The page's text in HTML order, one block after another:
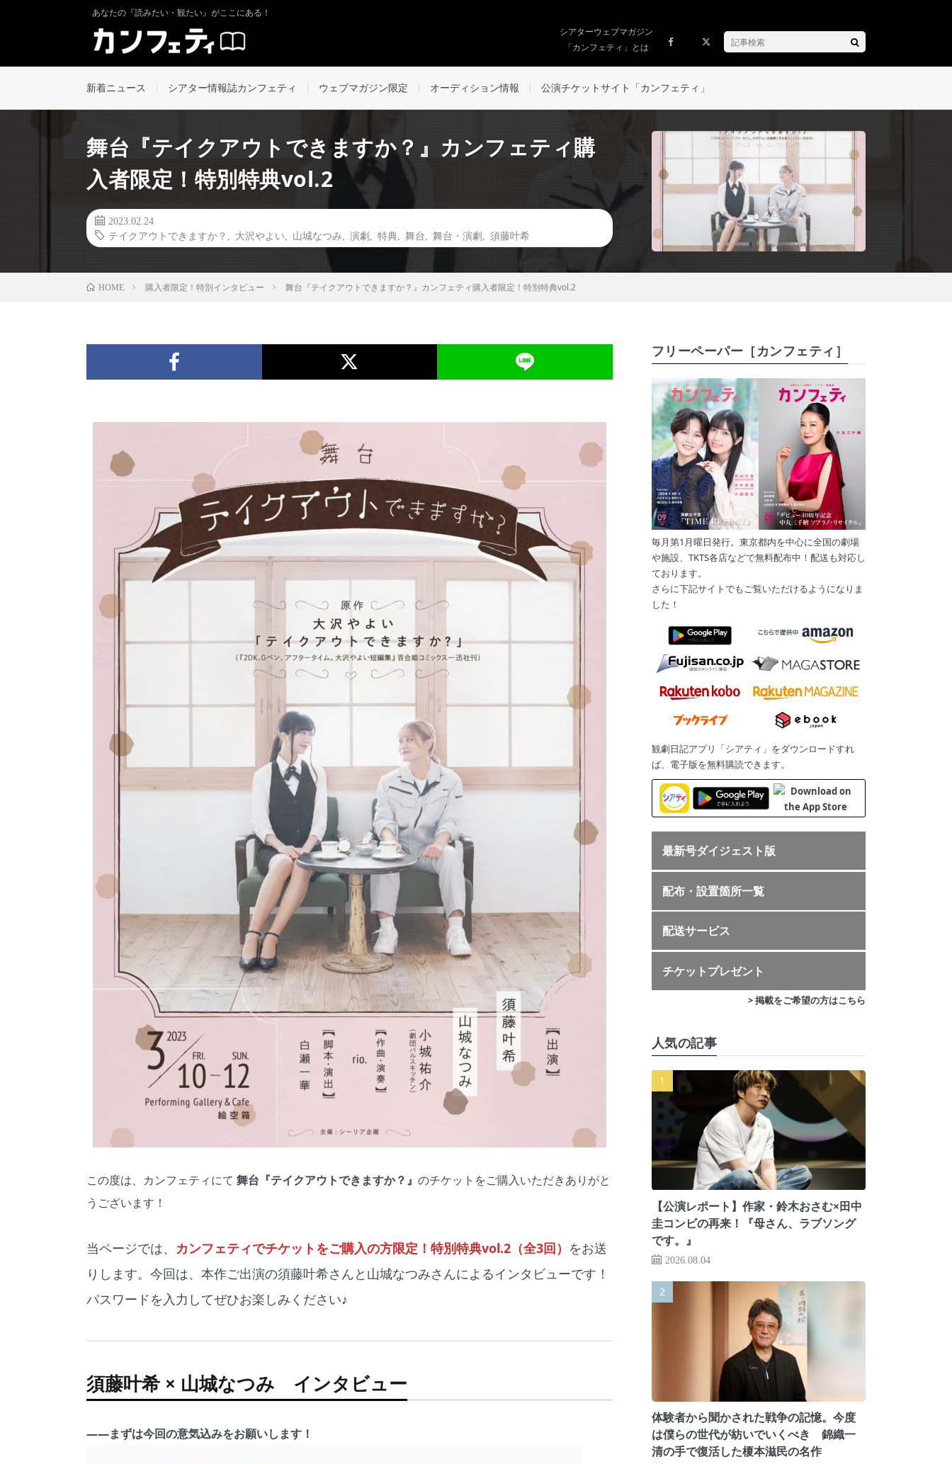
あなたの『読みたい・観たい』がここにある！
シアターウェブマガジン
「カンフェティ」とは
新着ニュース シアター情報誌カンフェティ ウェブマガジン限定 オーディション情報 公演チケットサイト「カンフェティ」
舞台『テイクアウトできますか？』カンフェティ購
入者限定！特別特典vol.2
2023.02.24
テイクアウトできますか？
大沢やよい 山城なつみ 演劇 特典 舞台 舞台・演劇 須藤叶希
HOME 購入者限定！特別インタビュー 舞台『テイクアウトできますか？』カンフェティ購入者限定！特別特典vol.2
この度は、カンフェティにて 舞台『テイクアウトできますか？』 のチケットをご購入いただきありがと
うございます！
当ページでは、 カンフェティでチケットをご購入の方限定！特別特典vol.2（全3回） をお送
りします。今回は、本作ご出演の須藤叶希さんと山城なつみさんによるインタビューです！
パスワードを入力してぜひお楽しみください♪
須藤叶希 × 山城なつみ インタビュー
――まずは今回の意気込みをお願いします！
フリーペーパー［カンフェティ］
毎月第1月曜日発行。東京都内を中心に全国の劇場
や施設、TKTS各店などで無料配布中！配送も対応し
ております。
さらに下記サイトでもご覧いただけるようになりま
した！
観劇日記アプリ「シアティ」をダウンロードすれ
ば、電子版を無料購読できます。
最新号ダイジェスト版
配布・設置箇所一覧
配送サービス
チケットプレゼント
> 掲載をご希望の方はこちら
人気の記事
【公演レポート】作家・鈴木おさむ×田中
圭コンビの再来！『母さん、ラブソング
です。』
2026.08.04
体験者から聞かされた戦争の記憶。今度
は僕らの世代が紡いでいくべき 錦織一
清の手で復活した榎本滋民の名作